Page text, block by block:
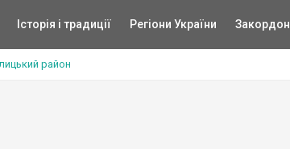
Історія і традиції Регіони України Закордон
район